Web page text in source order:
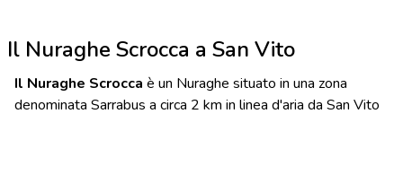
Il Nuraghe Scrocca a San Vito
Il Nuraghe Scrocca è un Nuraghe situato in una zona
denominata Sarrabus a circa 2 km in linea d'aria da San Vito